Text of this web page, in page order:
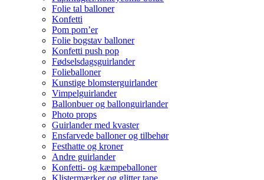
Folie tal balloner
Konfetti
Pom pom’er
Folie bogstav balloner
Konfetti push pop
Fødselsdagsguirlander
Folieballoner
Kunstige blomsterguirlander
Vimpelguirlander
Ballonbuer og ballonguirlander
Photo props
Guirlander med kvaster
Ensfarvede balloner og tilbehør
Festhatte og kroner
Andre guirlander
Konfetti- og kæmpeballoner